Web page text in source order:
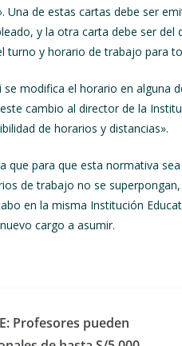
Una de estas cartas debe ser
y la otra carta debe ser del
turno y horario de trabajo para
se modifica el horario en alguna
cambio al director de la
de horarios y distancias».
que para que esta normativa
de trabajo no se
en la misma Institución
cargo a asumir.
Profesores pueden